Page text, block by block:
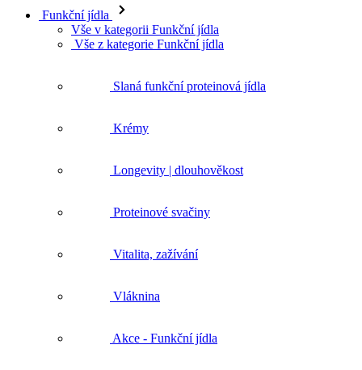
Funkční jídla
Vše v kategorii Funkční jídla
Vše z kategorie Funkční jídla